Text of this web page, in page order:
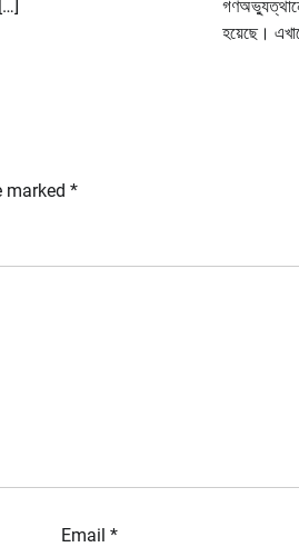
হয়েছে।
marked *
Email *